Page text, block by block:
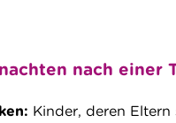
nach einer
Kinder, deren